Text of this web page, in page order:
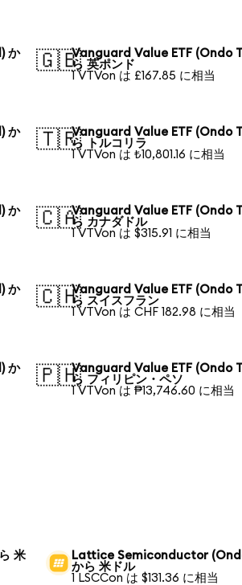
か
🇬🇧Vanguard Value ETF (Ondo
ら 英ポンド
1 VTVon は £167.85 に相当
か
🇹🇷Vanguard Value ETF (Ondo
ら トルコリラ
1 VTVon は ₺10,801.16 に相当
か
🇨🇦Vanguard Value ETF (Ondo
ら カナダドル
1 VTVon は $315.91 に相当
か
🇨🇭Vanguard Value ETF (Ondo
ら スイスフラン
1 VTVon は CHF 182.98 に相当
か
🇵🇭Vanguard Value ETF (Ondo
ら フィリピン・ペソ
1 VTVon は ₱13,746.60 に相当
米
Lattice Semiconductor
から 米ドル
1 LSCCon は $131.36 に相当